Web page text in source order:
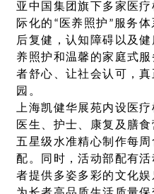
亚中国集团旗下多家医
际化的“医养照护”服务
后复健，认知障碍以及
养照护和温馨的家庭式
者舒心、让社会认可，
园。
上海凯健华展苑内设医
医生、护士、康复及膳
五星级水准精心制作每
配。同时，活动部配有
者提供多姿多彩的文化